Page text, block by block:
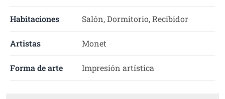
Habitaciones Salón, Dormitorio, Recibidor
Artistas Monet
Forma de arte Impresión artística